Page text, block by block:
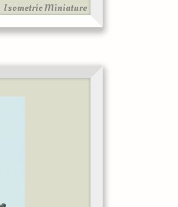
Isometric Miniature